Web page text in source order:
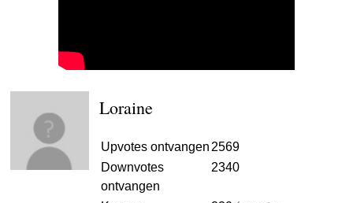
Loraine
Upvotes ontvangen 2569
Downvotes
ontvangen
2340